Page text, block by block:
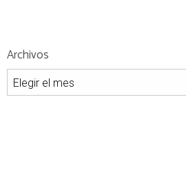
Archivos
Archivos